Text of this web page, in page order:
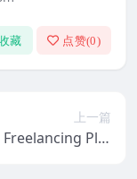
藏 点赞(0)
上一篇
Plat